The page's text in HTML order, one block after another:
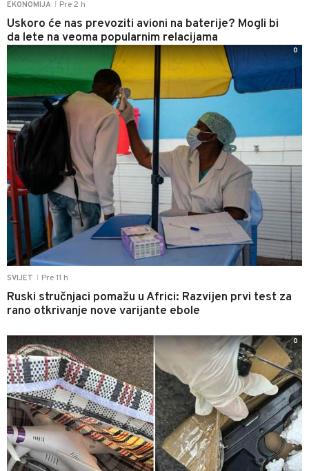
EKONOMIJA Pre 2 h
Uskoro će nas prevoziti avioni na baterije? Mogli bi
da lete na veoma popularnim relacijama
SVIJET Pre 11 h
Ruski stručnjaci pomažu u Africi: Razvijen prvi test za
rano otkrivanje nove varijante ebole
0
0